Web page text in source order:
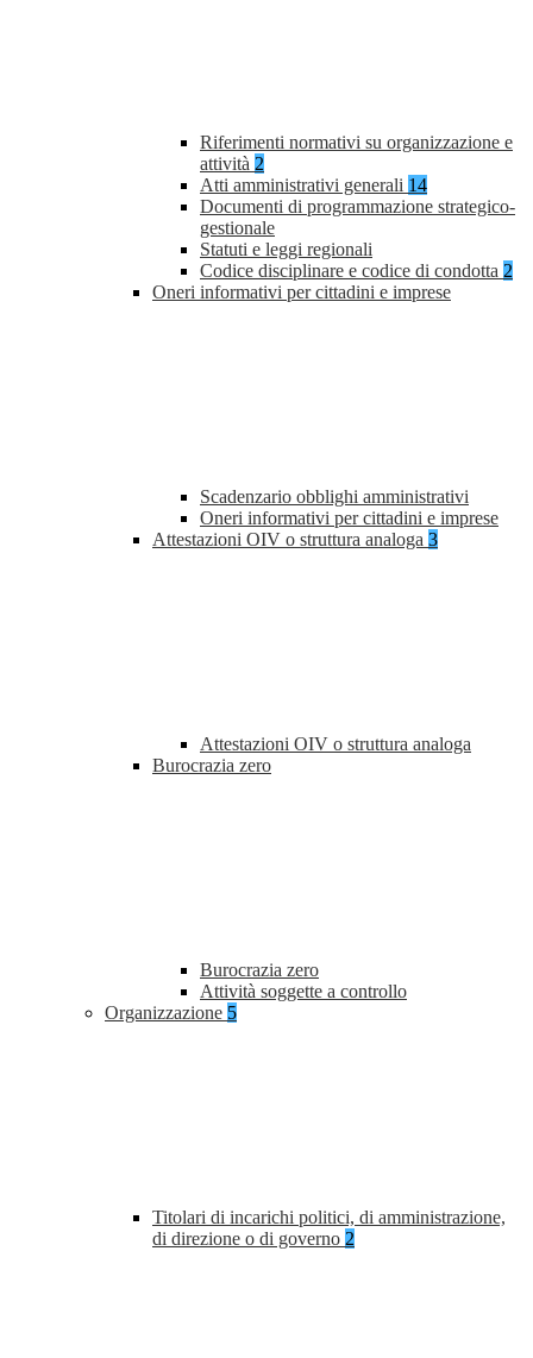
Riferimenti normativi su organizzazione e
attività 2
Atti amministrativi generali 14
Documenti di programmazione strategico-
gestionale
Statuti e leggi regionali
Codice disciplinare e codice di condotta 2
Oneri informativi per cittadini e imprese
Scadenzario obblighi amministrativi
Oneri informativi per cittadini e imprese
Attestazioni OIV o struttura analoga 3
Attestazioni OIV o struttura analoga
Burocrazia zero
Burocrazia zero
Attività soggette a controllo
Organizzazione 5
Titolari di incarichi politici, di amministrazione,
di direzione o di governo 2